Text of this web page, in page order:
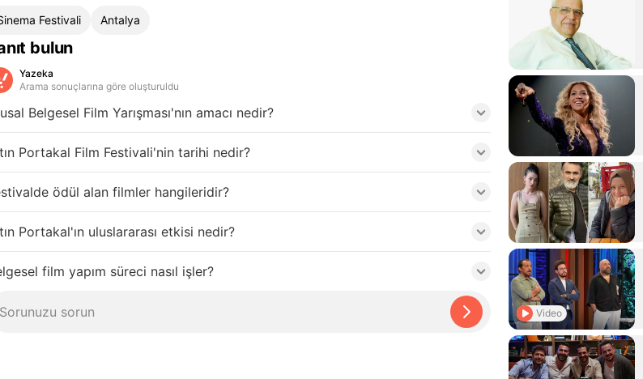
Festivali Antalya
bulun
Yazeka
Arama sonuçlarına göre oluşturuldu
Belgesel Film Yarışması'nın amacı nedir?
Portakal Film Festivali'nin tarihi nedir?
ödül alan filmler hangileridir?
Portakal'ın uluslararası etkisi nedir?
film yapım süreci nasıl işler?
Video